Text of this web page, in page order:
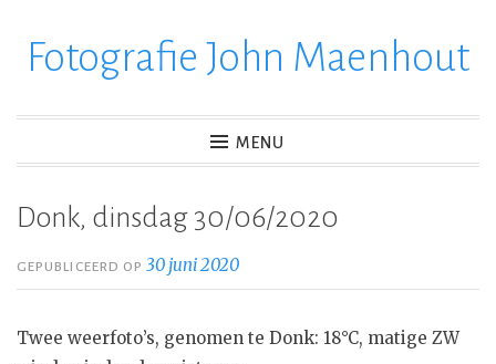
verderFotografie John Maenhout
MENU
Donk, dinsdag 30/06/2020
GEPUBLICEERD OP30 juni 2020
Twee weerfoto’s, genomen te Donk: 18°C, matige ZW